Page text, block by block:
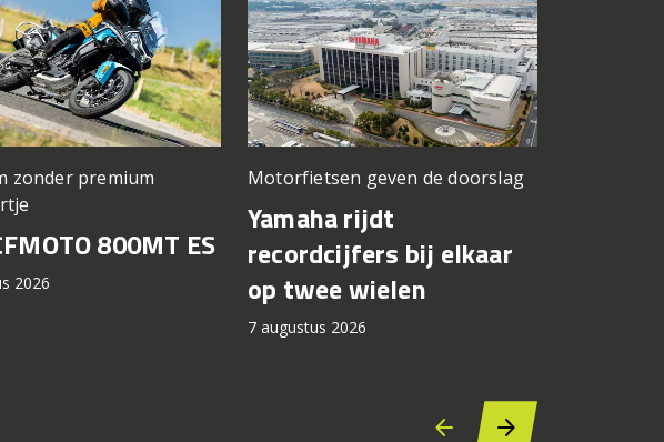
zonder premium
800MT ES
2026
Motorfietsen geven de doorslag
Yamaha rijdt
recordcijfers bij elkaar
op twee wielen
7 augustus 2026